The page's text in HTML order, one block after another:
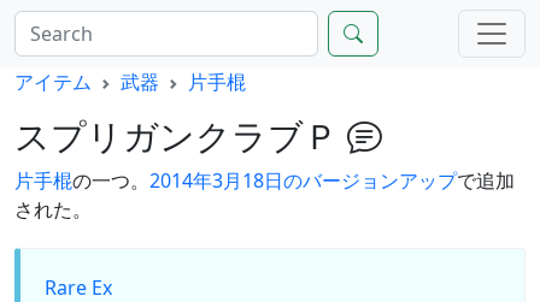
アイテム 武器 片手棍
スプリガンクラブＰ
片手棍の一つ。 2014年3月18日のバージョンアップで追加
された。
Rare Ex